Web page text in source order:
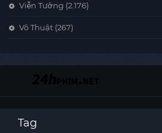
Viễn Tưởng (2.176)
Võ Thuật (267)
Tag